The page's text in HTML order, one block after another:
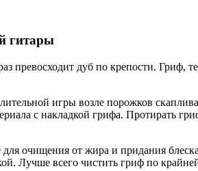
гитары
превосходит дуб по крепости. Гриф,
игры возле порожков
с накладкой грифа. Протирать
очищения от жира и придания
Лучше всего чистить гриф по